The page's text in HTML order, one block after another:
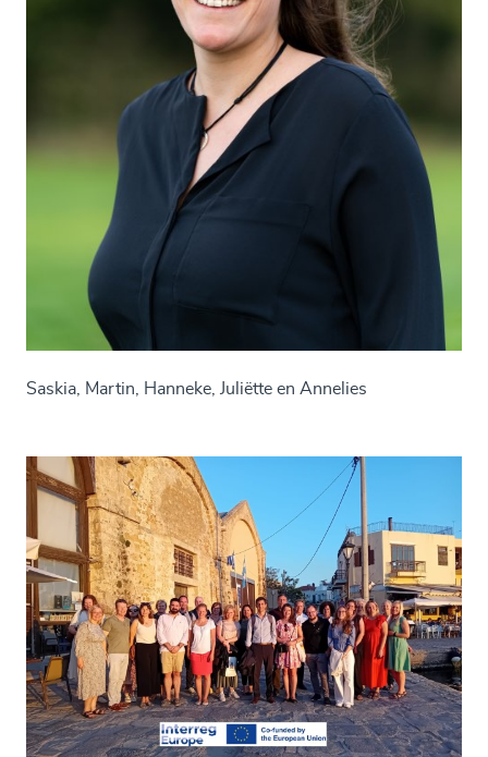
Saskia, Martin, Hanneke, Juliëtte en Annelies